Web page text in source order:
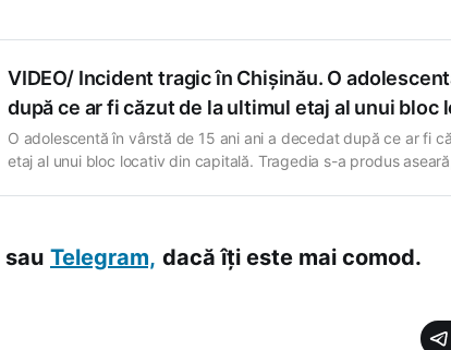
VIDEO/ Incident tragic în Chișinău. O
după ce ar fi căzut de la ultimul etaj al unui bloc
O adolescentă în vârstă de 15 ani ani a decedat după ce ar fi
etaj al unui bloc locativ din capitală. Tragedia s-a produs
sau Telegram, dacă îți este mai comod.